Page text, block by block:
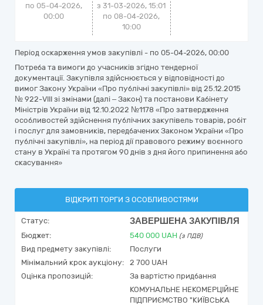
по 05-04-2026,
00:00
з 31-03-2026, 15:01
по 08-04-2026,
10:00
Період оскарження умов закупівлі - по 05-04-2026, 00:00
Потреба та вимоги до учасників згідно тендерної
документації. Закупівля здійснюється у відповідності до
вимог Закону України «Про публічні закупівлі» від 25.12.2015
№ 922-VIII зі змінами (далі – Закон) та постанови Кабінету
Міністрів України від 12.10.2022 №1178 «Про затвердження
особливостей здійснення публічних закупівель товарів, робіт
і послуг для замовників, передбачених Законом України «Про
публічні закупівлі», на період дії правового режиму воєнного
стану в Україні та протягом 90 днів з дня його припинення або
скасування»
ВІДКРИТІ ТОРГИ З ОСОБЛИВОСТЯМИ
Статус: ЗАВЕРШЕНА ЗАКУПІВЛЯ
Бюджет: 540 000 UAH (з ПДВ)
Вид предмету закупівлі:
Послуги
Мінімальний крок аукціону:
2 700 UAH
Оцінка пропозицій:
За вартістю придбання
КОМУНАЛЬНЕ НЕКОМЕРЦІЙНЕ
ПІДПРИЄМСТВО "КИЇВСЬКА